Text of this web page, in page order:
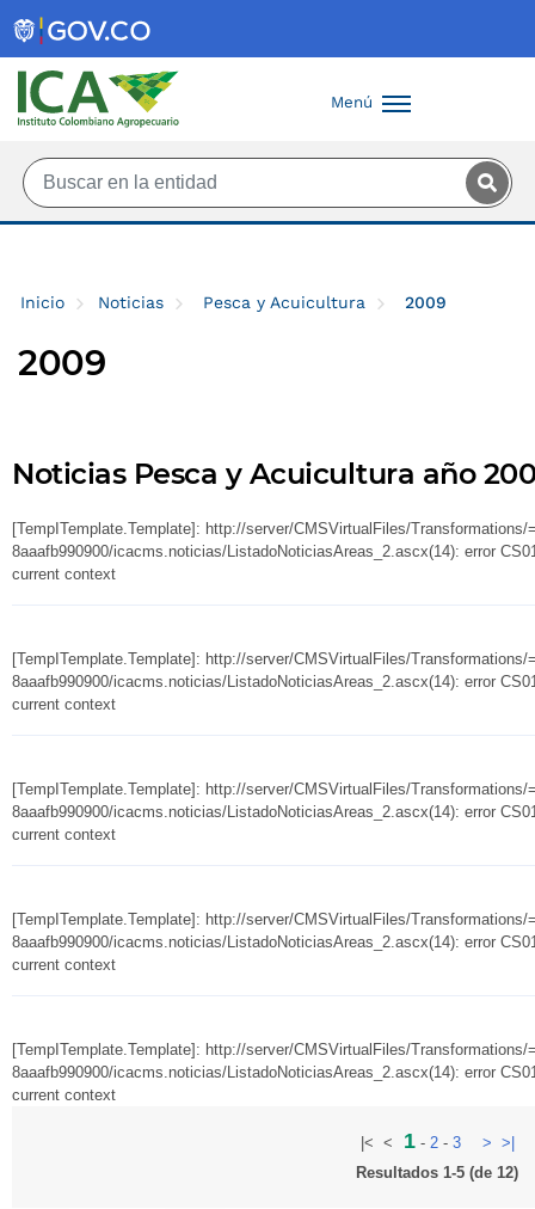
Menú
Inicio Noticias Pesca y Acuicultura 2009
2009
Noticias Pesca y Acuicultura año
[TempITemplate.Template]: http://server/CMSVirtualFiles/Transformations/
8aaafb990900/icacms.noticias/ListadoNoticiasAreas_2.ascx(14): error
current context
[TempITemplate.Template]: http://server/CMSVirtualFiles/Transformations/
8aaafb990900/icacms.noticias/ListadoNoticiasAreas_2.ascx(14): error
current context
[TempITemplate.Template]: http://server/CMSVirtualFiles/Transformations/
8aaafb990900/icacms.noticias/ListadoNoticiasAreas_2.ascx(14): error
current context
[TempITemplate.Template]: http://server/CMSVirtualFiles/Transformations/
8aaafb990900/icacms.noticias/ListadoNoticiasAreas_2.ascx(14): error
current context
[TempITemplate.Template]: http://server/CMSVirtualFiles/Transformations/
8aaafb990900/icacms.noticias/ListadoNoticiasAreas_2.ascx(14): error
current context
|< < 1- 2- 3 > >|
Resultados 1-5 (de 12)